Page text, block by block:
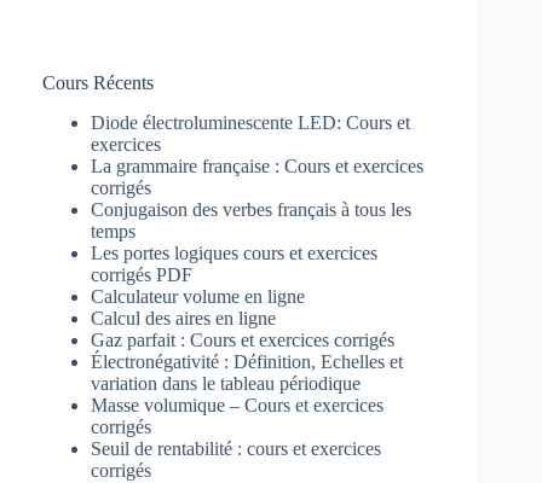
Cours Récents
Diode électroluminescente LED: Cours et
exercices
La grammaire française : Cours et exercices
corrigés
Conjugaison des verbes français à tous les
temps
Les portes logiques cours et exercices
corrigés PDF
Calculateur volume en ligne
Calcul des aires en ligne
Gaz parfait : Cours et exercices corrigés
Électronégativité : Définition, Echelles et
variation dans le tableau périodique
Masse volumique – Cours et exercices
corrigés
Seuil de rentabilité : cours et exercices
corrigés